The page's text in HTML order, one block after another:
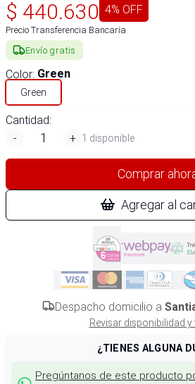
$ 440.630 4% OFF
Precio Transferencia Bancaria
Envío gratis
Color: Green
Green
Cantidad:
-
+ 1 disponible
Comprar
Agregar al
Despacho domicilio a
Revisar disponibilidad y
¿TIENES ALGUNA
Pregúntanos de este producto